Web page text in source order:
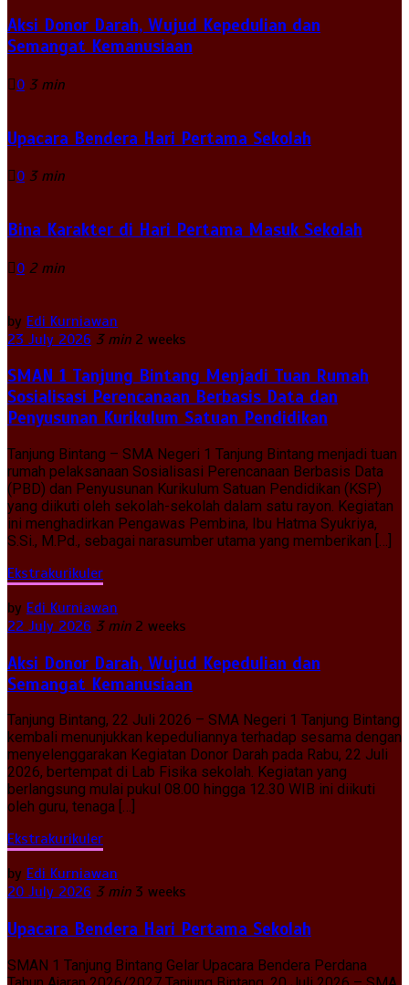
Aksi Donor Darah, Wujud Kepedulian dan
Semangat Kemanusiaan
0 3 min
Upacara Bendera Hari Pertama Sekolah
0 3 min
Bina Karakter di Hari Pertama Masuk Sekolah
0 2 min
by Edi Kurniawan
23 July 2026 3 min 2 weeks
SMAN 1 Tanjung Bintang Menjadi Tuan Rumah
Sosialisasi Perencanaan Berbasis Data dan
Penyusunan Kurikulum Satuan Pendidikan
Tanjung Bintang – SMA Negeri 1 Tanjung Bintang menjadi tuan
rumah pelaksanaan Sosialisasi Perencanaan Berbasis Data
(PBD) dan Penyusunan Kurikulum Satuan Pendidikan (KSP)
yang diikuti oleh sekolah-sekolah dalam satu rayon. Kegiatan
ini menghadirkan Pengawas Pembina, Ibu Hatma Syukriya,
S.Si., M.Pd., sebagai narasumber utama yang memberikan […]
Ekstrakurikuler
by Edi Kurniawan
22 July 2026 3 min 2 weeks
Aksi Donor Darah, Wujud Kepedulian dan
Semangat Kemanusiaan
Tanjung Bintang, 22 Juli 2026 – SMA Negeri 1 Tanjung Bintang
kembali menunjukkan kepeduliannya terhadap sesama dengan
menyelenggarakan Kegiatan Donor Darah pada Rabu, 22 Juli
2026, bertempat di Lab Fisika sekolah. Kegiatan yang
berlangsung mulai pukul 08.00 hingga 12.30 WIB ini diikuti
oleh guru, tenaga […]
Ekstrakurikuler
by Edi Kurniawan
20 July 2026 3 min 3 weeks
Upacara Bendera Hari Pertama Sekolah
SMAN 1 Tanjung Bintang Gelar Upacara Bendera Perdana